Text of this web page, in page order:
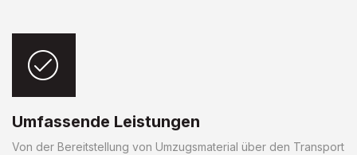
Umfassende Leistungen
Von der Bereitstellung von Umzugsmaterial über den Transport